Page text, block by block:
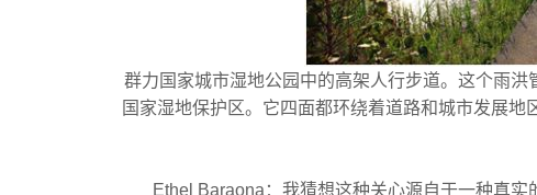
群力国家城市湿地公园中的高架人行步道。这个雨
国家湿地保护区。它四面都环绕着道路和城市发展
Ethel Baraona：我猜想这种关心源自于一种真实